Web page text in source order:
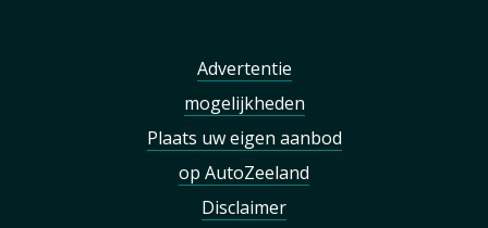
Advertentie
mogelijkheden
Plaats uw eigen aanbod
op AutoZeeland
Disclaimer